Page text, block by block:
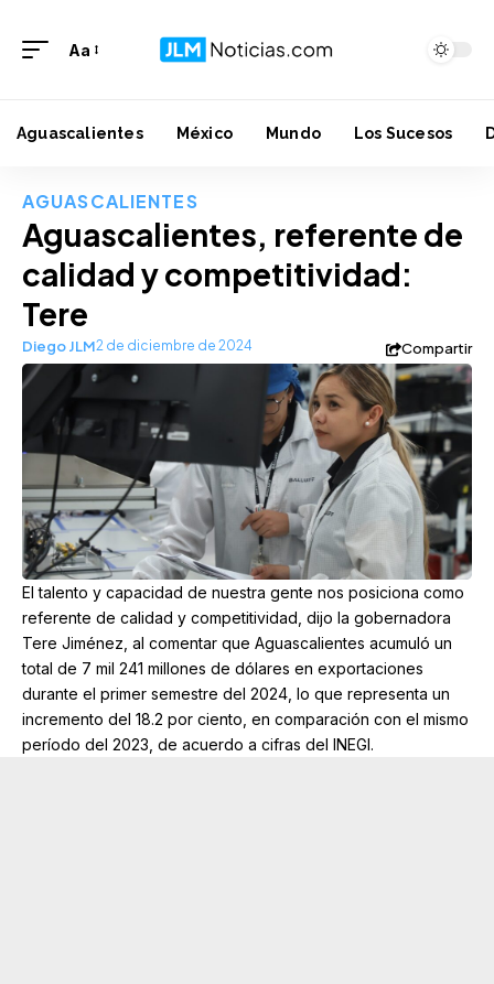
Aa
Aguascalientes México Mundo Los Sucesos
AGUASCALIENTES
Aguascalientes, referente de
calidad y competitividad:
Tere
Diego JLM2 de diciembre de 2024 Compartir
El talento y capacidad de nuestra gente nos posiciona como
referente de calidad y competitividad, dijo la gobernadora
Tere Jiménez, al comentar que Aguascalientes acumuló un
total de 7 mil 241 millones de dólares en exportaciones
durante el primer semestre del 2024, lo que representa un
incremento del 18.2 por ciento, en comparación con el mismo
período del 2023, de acuerdo a cifras del INEGI.